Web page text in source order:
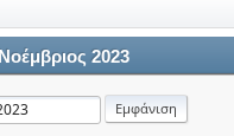
Νοέμβριος 2023